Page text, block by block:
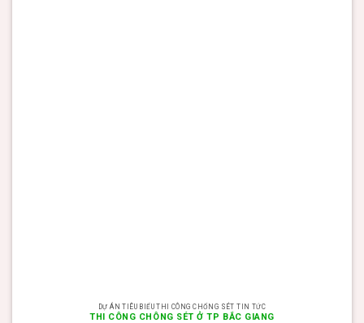
DỰ ÁN TIÊU BIỂU THI CÔNG CHỐNG SÉT TIN TỨC
THI CÔNG CHÔNG SÉT Ở TP BẮC GIANG